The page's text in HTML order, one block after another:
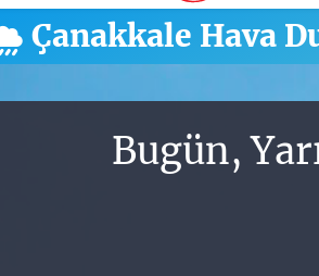
Çanakkale Hava
Bugün,